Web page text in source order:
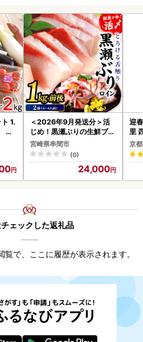
1.
野
＜2026年9月発送分＞活
じめ！黒瀬ぶりの生鮮ブリ
ロイン2節（1.0kg前後）_
K001-012-2609
宮崎県串間市
(0)
24,000
迎
里
京
ェックした返礼品
で、ここに履歴が表示されます。